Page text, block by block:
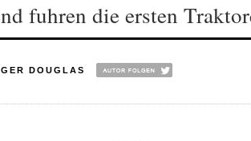
fuhren die ersten
DOUGLAS